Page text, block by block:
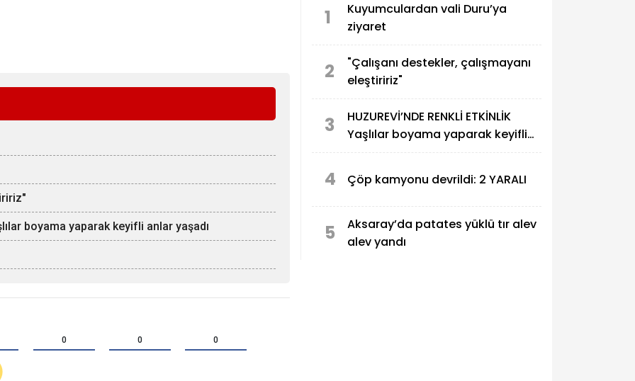
boyama yaparak keyifli anlar yaşadı
0 0 0
1
Kuyumculardan vali Duru’ya
ziyaret
2
"Çalışanı destekler, çalışmayanı
eleştiririz"
3
HUZUREVİ’NDE RENKLİ ETKİNLİK
Yaşlılar boyama yaparak keyifli
4 Çöp kamyonu devrildi: 2 YARALI
5
Aksaray’da patates yüklü tır alev
alev yandı